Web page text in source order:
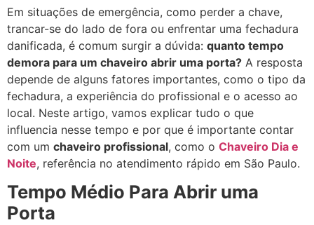
Em situações de emergência, como perder a chave,
trancar-se do lado de fora ou enfrentar uma fechadura
danificada, é comum surgir a dúvida: quanto tempo
demora para um chaveiro abrir uma porta? A resposta
depende de alguns fatores importantes, como o tipo da
fechadura, a experiência do profissional e o acesso ao
local. Neste artigo, vamos explicar tudo o que
influencia nesse tempo e por que é importante contar
com um chaveiro profissional, como o Chaveiro Dia e
Noite, referência no atendimento rápido em São Paulo.
Tempo Médio Para Abrir uma
Porta